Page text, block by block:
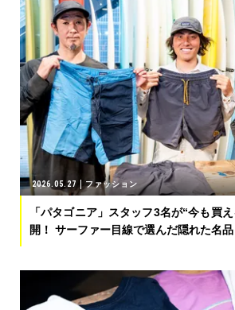
2026.05.27 ファッション
「パタゴニア」スタッフ3名が“今も買
開！ サーファー目線で選んだ隠れた名